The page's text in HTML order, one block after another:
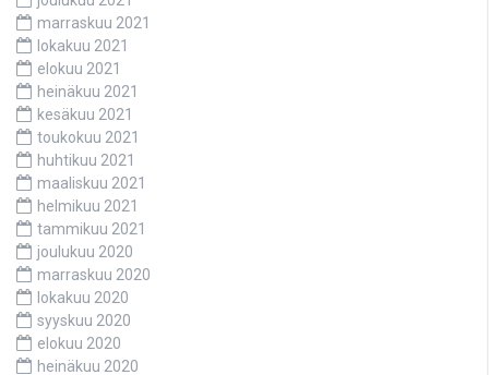
marraskuu 2021
lokakuu 2021
elokuu 2021
heinäkuu 2021
kesäkuu 2021
toukokuu 2021
huhtikuu 2021
maaliskuu 2021
helmikuu 2021
tammikuu 2021
joulukuu 2020
marraskuu 2020
lokakuu 2020
syyskuu 2020
elokuu 2020
heinäkuu 2020